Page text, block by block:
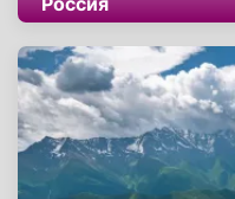
Божией,
человеческой.
почитание святой
служить образцом
для всех, ищущих
христианском
хранить веру